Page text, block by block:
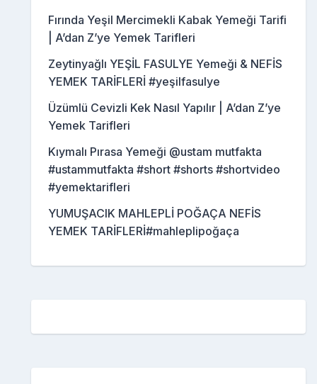
Fırında Yeşil Mercimekli Kabak Yemeği Tarifi
| A’dan Z’ye Yemek Tarifleri
Zeytinyağlı YEŞİL FASULYE Yemeği & NEFİS
YEMEK TARİFLERİ #yeşilfasulye
Üzümlü Cevizli Kek Nasıl Yapılır | A’dan Z’ye
Yemek Tarifleri
Kıymalı Pırasa Yemeği @ustam mutfakta
#ustammutfakta #short #shorts #shortvideo
#yemektarifleri
YUMUŞACIK MAHLEPLİ POĞAÇA NEFİS
YEMEK TARİFLERİ#mahleplipoğaça